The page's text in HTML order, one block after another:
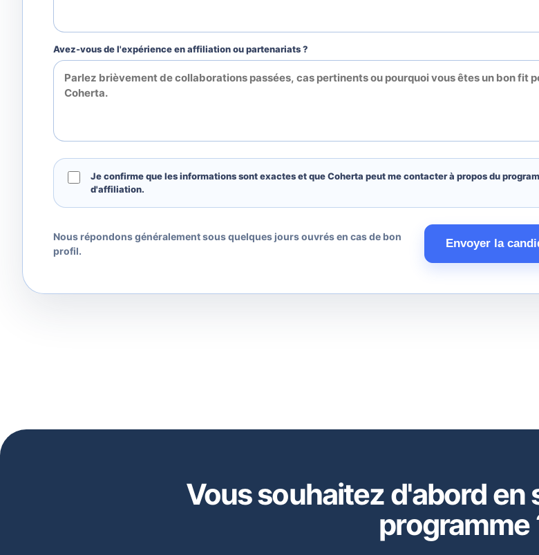
Avez-vous de l'expérience en affiliation ou partenariats ?
Je confirme que les informations sont exactes et que Coherta peut me contacter à propos du
d'affiliation.
Nous répondons généralement sous quelques jours ouvrés en cas de bon
profil.
Envoyer la
Vous souhaitez d'abord en
programme